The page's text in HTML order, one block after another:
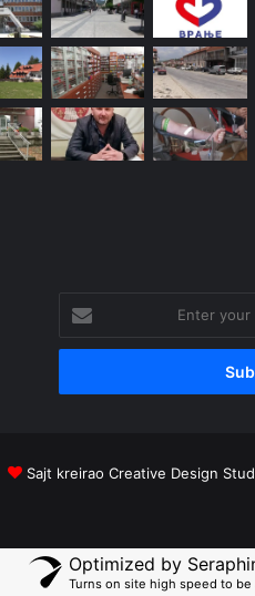
your
Email
Sajt kreirao Creative Design
Optimized by
Turns on site high speed to